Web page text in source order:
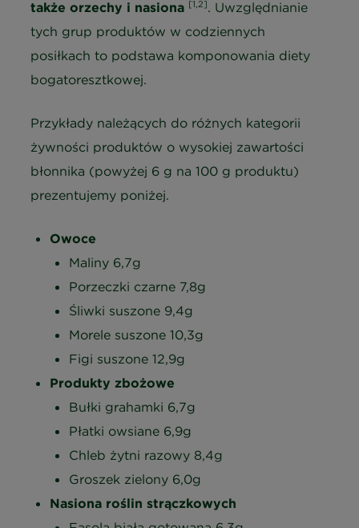
także orzechy i nasiona [1,2]. Uwzględnianie
tych grup produktów w codziennych
posiłkach to podstawa komponowania diety
bogatoresztkowej.
Przykłady należących do różnych kategorii
żywności produktów o wysokiej zawartości
błonnika (powyżej 6 g na 100 g produktu)
prezentujemy poniżej.
Owoce
Maliny 6,7g
Porzeczki czarne 7,8g
Śliwki suszone 9,4g
Morele suszone 10,3g
Figi suszone 12,9g
Produkty zbożowe
Bułki grahamki 6,7g
Płatki owsiane 6,9g
Chleb żytni razowy 8,4g
Groszek zielony 6,0g
Nasiona roślin strączkowych